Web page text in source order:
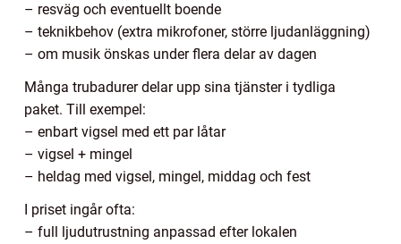
– resväg och eventuellt boende
– teknikbehov (extra mikrofoner, större ljudanläggning)
– om musik önskas under flera delar av dagen
Många trubadurer delar upp sina tjänster i tydliga
paket. Till exempel:
– enbart vigsel med ett par låtar
– vigsel + mingel
– heldag med vigsel, mingel, middag och fest
I priset ingår ofta:
– full ljudutrustning anpassad efter lokalen